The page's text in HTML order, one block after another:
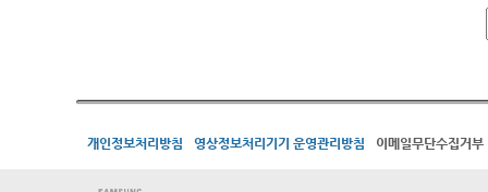
개인정보처리방침 영상정보처리기기 운영관리방침 이메일무단수집거부